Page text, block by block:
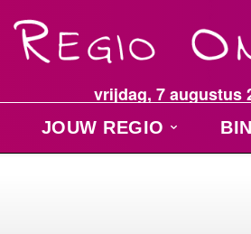
vrijdag, 7 augustus
JOUW REGIO